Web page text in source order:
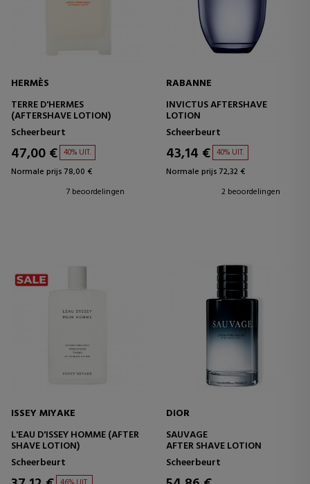
HERMÈS
TERRE D'HERMES
(AFTERSHAVE LOTION)
Scheerbeurt
47,00 € 40% UIT.
Normale prijs 78,00 €
7 beoordelingen
RABANNE
INVICTUS AFTERSHAVE
LOTION
Scheerbeurt
43,14 € 40% UIT.
Normale prijs 72,32 €
2 beoordelingen
ISSEY MIYAKE
L'EAU D'ISSEY HOMME (AFTER
SHAVE LOTION)
Scheerbeurt
DIOR
SAUVAGE
AFTER SHAVE LOTION
Scheerbeurt